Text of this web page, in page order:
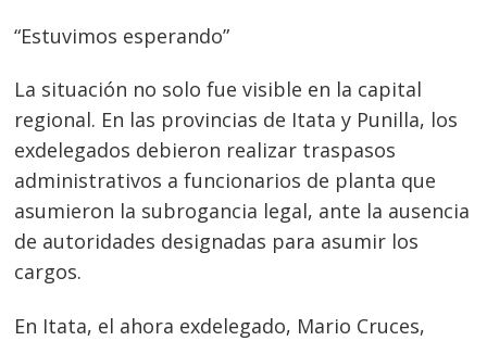
“Estuvimos esperando”
La situación no solo fue visible en la capital
regional. En las provincias de Itata y Punilla, los
exdelegados debieron realizar traspasos
administrativos a funcionarios de planta que
asumieron la subrogancia legal, ante la ausencia
de autoridades designadas para asumir los
cargos.
En Itata, el ahora exdelegado, Mario Cruces,